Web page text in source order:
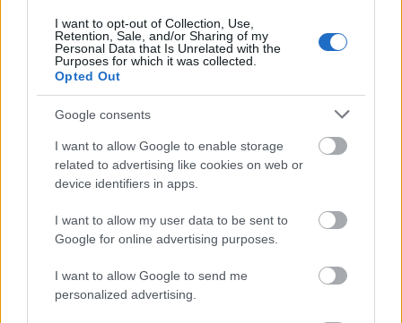
I want to opt-out of Collection, Use,
Retention, Sale, and/or Sharing of my
Personal Data that Is Unrelated with the
Purposes for which it was collected.
Opted Out
Google consents
I want to allow Google to enable storage
related to advertising like cookies on web or
device identifiers in apps.
I want to allow my user data to be sent to
Google for online advertising purposes.
I want to allow Google to send me
personalized advertising.
* * *